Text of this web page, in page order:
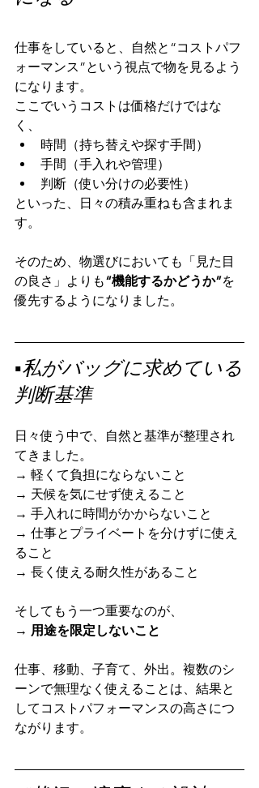
仕事をしていると、自然と“コストパフ
ォーマンス”という視点で物を見るよう
になります。
ここでいうコストは価格だけではな
く、
時間（持ち替えや探す手間）
手間（手入れや管理）
判断（使い分けの必要性）
といった、日々の積み重ねも含まれま
す。
そのため、物選びにおいても「見た目
の良さ」よりも“機能するかどうか”を
優先するようになりました。
▪️私がバッグに求めている
判断基準
日々使う中で、自然と基準が整理され
てきました。
→ 軽くて負担にならないこと
→ 天候を気にせず使えること
→ 手入れに時間がかからないこと
→ 仕事とプライベートを分けずに使え
ること
→ 長く使える耐久性があること
そしてもう一つ重要なのが、
→ 用途を限定しないこと
仕事、移動、子育て、外出。複数のシ
ーンで無理なく使えることは、結果と
してコストパフォーマンスの高さにつ
ながります。